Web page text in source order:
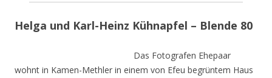
Helga und Karl-Heinz Kühnapfel – Blende 80
Das Fotografen Ehepaar
wohnt in Kamen-Methler in einem von Efeu begrüntem Haus